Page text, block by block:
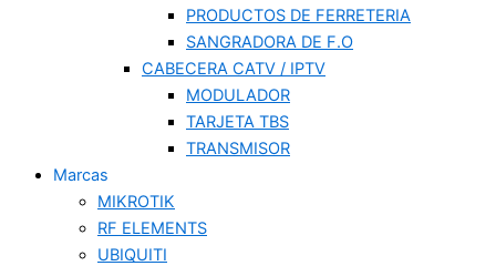
PRODUCTOS DE FERRETERIA
SANGRADORA DE F.O
CABECERA CATV / IPTV
MODULADOR
TARJETA TBS
TRANSMISOR
Marcas
MIKROTIK
RF ELEMENTS
UBIQUITI